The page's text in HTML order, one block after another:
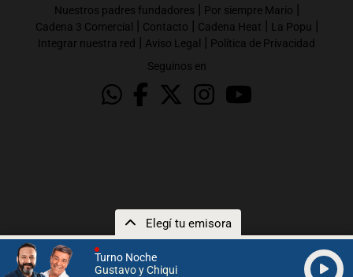
Turno Noche
Gustavo y Chiqui
Elegí tu emisora
Nuestros padres fundadores | Por siempre Mario |
Cadena 3 Comercial | Contacto | Cadena Heat | La Popu |
Integrar nuestra red | Aviso Legal | Política de Privacidad
Seguinos en